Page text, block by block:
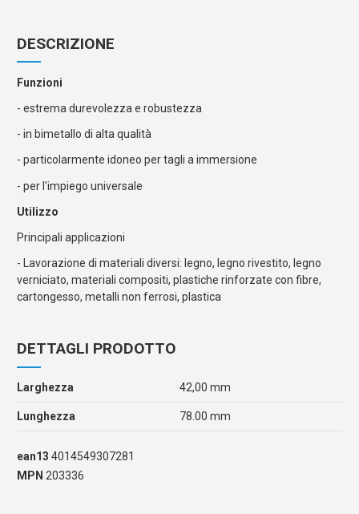
DESCRIZIONE
Funzioni
- estrema durevolezza e robustezza
- in bimetallo di alta qualità
- particolarmente idoneo per tagli a immersione
- per l'impiego universale
Utilizzo
Principali applicazioni
- Lavorazione di materiali diversi: legno, legno rivestito, legno
verniciato, materiali compositi, plastiche rinforzate con fibre,
cartongesso, metalli non ferrosi, plastica
DETTAGLI PRODOTTO
Larghezza 42,00 mm
Lunghezza 78.00 mm
ean13 4014549307281
MPN 203336